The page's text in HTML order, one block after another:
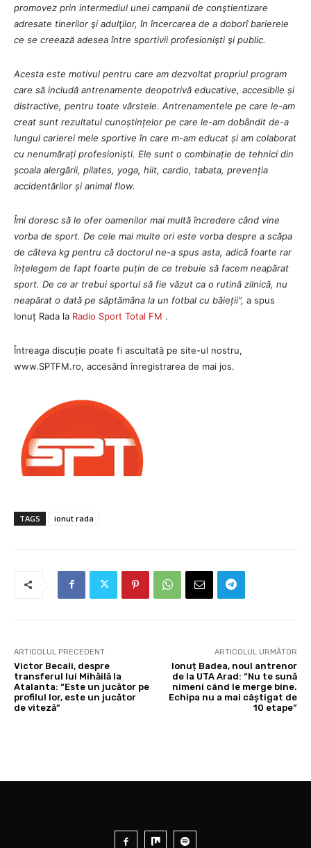
promovez prin intermediul unei campanii de conştientizare
adresate tinerilor şi adulţilor, în încercarea de a doborî barierele
ce se creează adesea între sportivii profesionişti şi public.
Acesta este motivul pentru care am dezvoltat propriul program
care să includă antrenamente deopotrivă educative, accesibile și
distractive, pentru toate vârstele. Antrenamentele pe care le-am
creat sunt rezultatul cunoștințelor pe care le-am dobândit de-a
lungul carierei mele sportive în care m-am educat și am colaborat
cu nenumărați profesioniști. Ele sunt o combinație de tehnici din
școala alergării, pilates, yoga, hiit, cardio, tabata, prevenția
accidentărilor și animal flow.
Îmi doresc să le ofer oamenilor mai multă încredere când vine
vorba de sport. De cele mai multe ori este vorba despre a scăpa
de câteva kg pentru că doctorul ne-a spus asta, adică foarte rar
înțelegem de fapt foarte puțin de ce trebuie să facem neapărat
sport. De ce ar trebui sportul să fie văzut ca o rutină zilnică, nu
neapărat o dată pe săptămâna la un fotbal cu băieții”, a spus
Ionuț Rada la Radio Sport Total FM .
Întreaga discuție poate fi ascultată pe site-ul nostru,
www.SPTFM.ro, accesând înregistrarea de mai jos.
TAGS ionut rada
ARTICOLUL PRECEDENT
Victor Becali, despre
transferul lui Mihăilă la
Atalanta: “Este un jucător pe
profilul lor, este un jucător
de viteză”
ARTICOLUL URMĂTOR
Ionuț Badea, noul antrenor
de la UTA Arad: “Nu te sună
nimeni când le merge bine.
Echipa nu a mai câștigat de
10 etape”